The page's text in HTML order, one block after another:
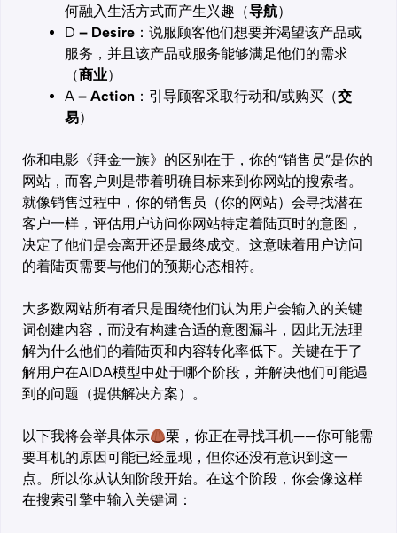
何融入生活方式而产生兴趣（导航）
D – Desire ：说服顾客他们想要并渴望该产品或
服务，并且该产品或服务能够满足他们的需求
（商业）
A – Action ：引导顾客采取行动和/或购买（交
易）
你和电影《拜金一族》的区别在于，你的“销售员”是你的
网站，而客户则是带着明确目标来到你网站的搜索者。
就像销售过程中，你的销售员（你的网站）会寻找潜在
客户一样，评估用户访问你网站特定着陆页时的意图，
决定了他们是会离开还是最终成交。这意味着用户访问
的着陆页需要与他们的预期心态相符。
大多数网站所有者只是围绕他们认为用户会输入的关键
词创建内容，而没有构建合适的意图漏斗，因此无法理
解为什么他们的着陆页和内容转化率低下。关键在于了
解用户在AIDA模型中处于哪个阶段，并解决他们可能遇
到的问题（提供解决方案）。
以下我将会举具体示
栗，你正在寻找耳机——你可能需
要耳机的原因可能已经显现，但你还没有意识到这一
点。所以你从认知阶段开始。在这个阶段，你会像这样
在搜索引擎中输入关键词：